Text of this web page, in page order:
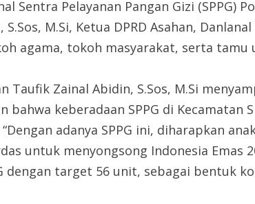
Sentra Pelayanan Pangan Gizi (SPPG)
M.Si, Ketua DPRD Asahan,
agama, tokoh masyarakat, serta tamu
Taufik Zainal Abidin, S.Sos, M.Si
bahwa keberadaan SPPG di
adanya SPPG ini, diharapkan
untuk menyongsong Indonesia Emas
dengan target 56 unit, sebagai bentuk